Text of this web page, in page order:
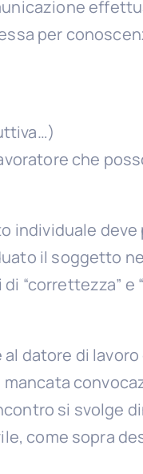
per
che
individuale
il soggetto
“correttezza” e
datore di
si svolge
come sopra